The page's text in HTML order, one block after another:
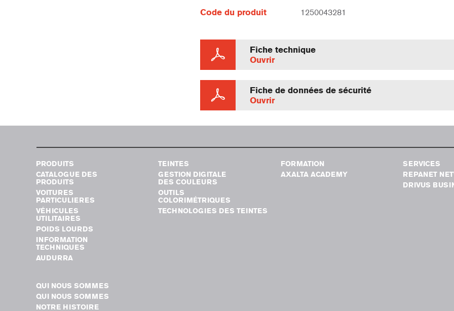
Code du produit 1250043281
Fiche technique
Ouvrir
Fiche de données de sécurité
Ouvrir
PRODUITS
CATALOGUE DES
PRODUITS
VOITURES
PARTICULIERES
VÉHICULES
UTILITAIRES
POIDS LOURDS
INFORMATION
TECHNIQUES
AUDURRA
TEINTES
GESTION DIGITALE
DES COULEURS
OUTILS
COLORIMÉTRIQUES
TECHNOLOGIES DES TEINTES
FORMATION
AXALTA ACADEMY
SERVICES
REPANET
DRIVUS
QUI NOUS SOMMES
QUI NOUS SOMMES
NOTRE HISTOIRE